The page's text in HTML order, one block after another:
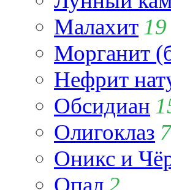
Малахит 19
Морганит
Нефрит
Обсидиан
Олигоклаз 7
Оникс и
Опал2